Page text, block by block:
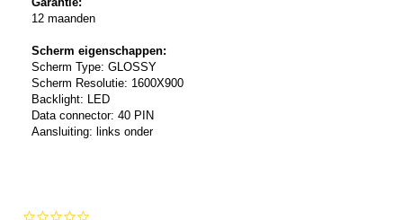
12 maanden
Scherm eigenschappen:
Scherm Type: GLOSSY
Scherm Resolutie: 1600X900
Backlight: LED
Data connector: 40 PIN
Aansluiting: links onder